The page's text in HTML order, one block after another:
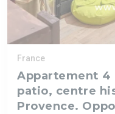
France
Appartement 4
patio, centre
Provence.